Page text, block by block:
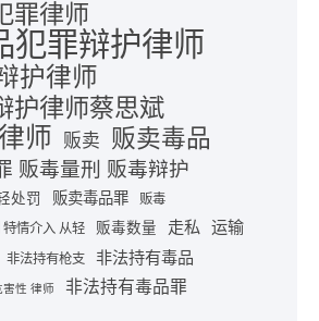
罪律师
犯罪辩护律师
护律师
护律师蔡思斌
师 贩卖 贩卖毒品
贩毒量刑 贩毒辩护
处罚 贩卖毒品罪
贩毒
情介入 从轻
贩毒数量 走私 运输
非法持有枪支 非法持有毒品
性 律师 非法持有毒品罪